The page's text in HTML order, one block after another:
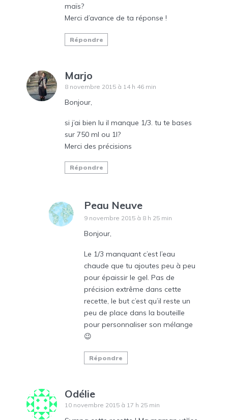
maïs?
Merci d’avance de ta réponse !
Répondre
Marjo
8 novembre 2015 à 14 h 46 min
Bonjour,
si j’ai bien lu il manque 1/3. tu te bases
sur 750 ml ou 1l?
Merci des précisions
Répondre
Peau Neuve
9 novembre 2015 à 8 h 25 min
Bonjour,
Le 1/3 manquant c’est l’eau
chaude que tu ajoutes peu à peu
pour épaissir le gel. Pas de
précision extrême dans cette
recette, le but c’est qu’il reste un
peu de place dans la bouteille
pour personnaliser son mélange
😉
Répondre
Odélie
10 novembre 2015 à 17 h 25 min